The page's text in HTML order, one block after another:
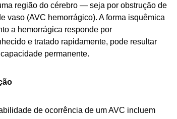
região do cérebro — seja por obstrução de
vaso (AVC hemorrágico). A forma isquêmica
a hemorrágica responde por
e tratado rapidamente, pode resultar
permanente.
de ocorrência de um AVC incluem